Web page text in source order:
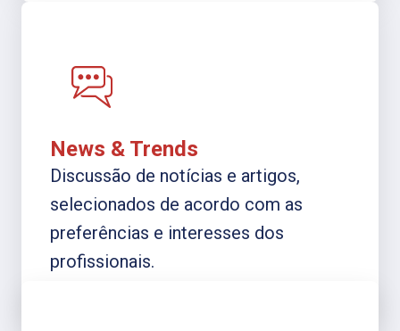
News & Trends
Discussão de notícias e artigos,
selecionados de acordo com as
preferências e interesses dos
profissionais.